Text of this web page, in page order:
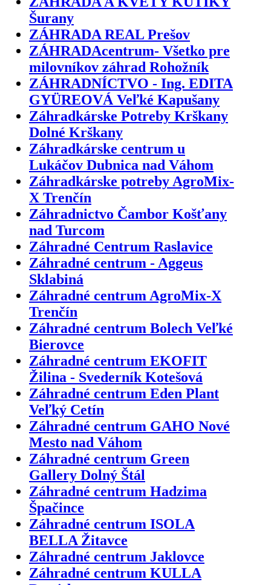
Šurany
ZÁHRADA REAL Prešov
ZÁHRADAcentrum- Všetko pre
milovníkov záhrad Rohožník
ZÁHRADNÍCTVO - Ing. EDITA
GYÜREOVÁ Veľké Kapušany
Záhradkárske Potreby Krškany
Dolné Krškany
Záhradkárske centrum u
Lukáčov Dubnica nad Váhom
Záhradkárske potreby AgroMix-
X Trenčín
Záhradnictvo Čambor Košťany
nad Turcom
Záhradné Centrum Raslavice
Záhradné centrum - Aggeus
Sklabiná
Záhradné centrum AgroMix-X
Trenčín
Záhradné centrum Bolech Veľké
Bierovce
Záhradné centrum EKOFIT
Žilina - Svederník Kotešová
Záhradné centrum Eden Plant
Veľký Cetín
Záhradné centrum GAHO Nové
Mesto nad Váhom
Záhradné centrum Green
Gallery Dolný Štál
Záhradné centrum Hadzima
Špačince
Záhradné centrum ISOLA
BELLA Žitavce
Záhradné centrum Jaklovce
Záhradné centrum KULLA